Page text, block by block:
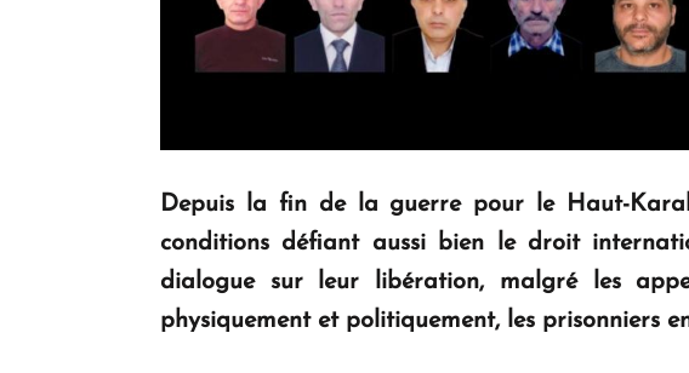
Depuis la fin de la guerre pour le Haut-
conditions défiant aussi bien le droit
dialogue sur leur libération, malgré les
physiquement et politiquement, les prisonniers